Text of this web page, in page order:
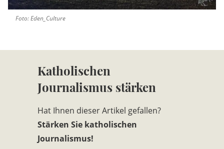
Foto: Eden_Culture
Katholischen
Journalismus stärken
Hat Ihnen dieser Artikel gefallen?
Stärken Sie katholischen
Journalismus!